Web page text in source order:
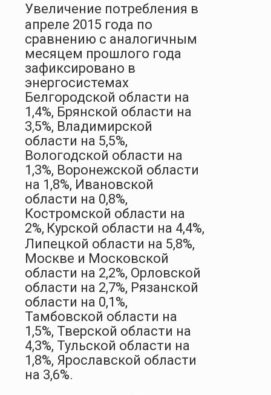
Увеличение потребления в
апреле 2015 года по
сравнению с аналогичным
месяцем прошлого года
зафиксировано в
энергосистемах
Белгородской области на
1,4%, Брянской области на
3,5%, Владимирской
области на 5,5%,
Вологодской области на
1,3%, Воронежской области
на 1,8%, Ивановской
области на 0,8%,
Костромской области на
2%, Курской области на 4,4%,
Липецкой области на 5,8%,
Москве и Московской
области на 2,2%, Орловской
области на 2,7%, Рязанской
области на 0,1%,
Тамбовской области на
1,5%, Тверской области на
4,3%, Тульской области на
1,8%, Ярославской области
на 3,6%.